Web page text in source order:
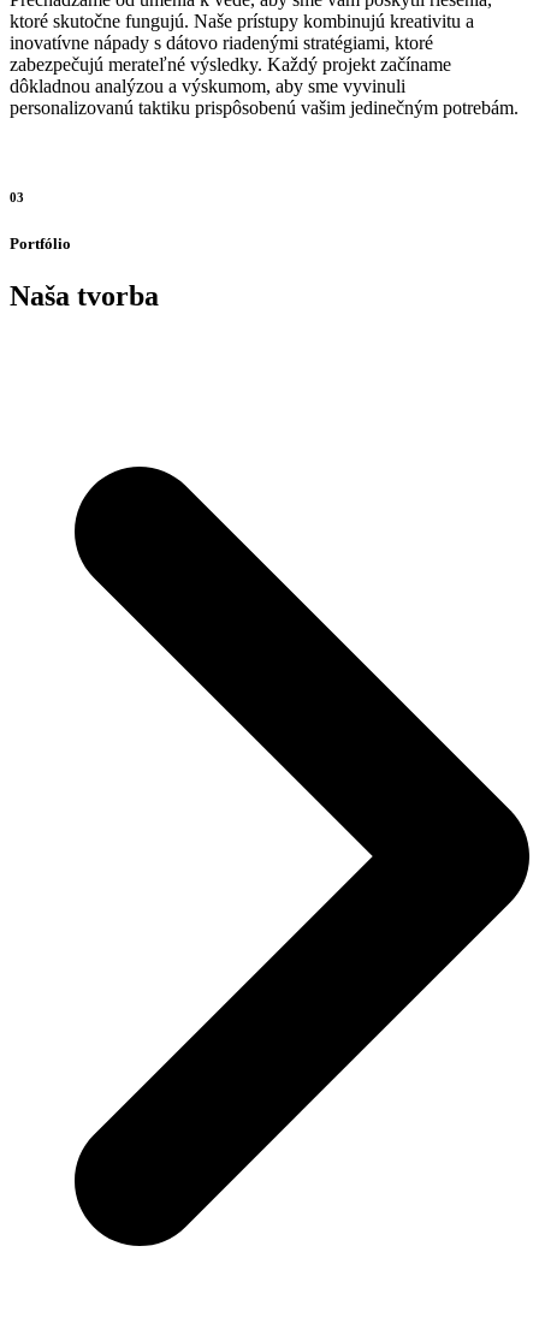
ktoré skutočne fungujú. Naše prístupy kombinujú kreativitu a
inovatívne nápady s dátovo riadenými stratégiami, ktoré
zabezpečujú merateľné výsledky. Každý projekt začíname
dôkladnou analýzou a výskumom, aby sme vyvinuli
personalizovanú taktiku prispôsobenú vašim jedinečným potrebám.
03
Portfólio
Naša tvorba